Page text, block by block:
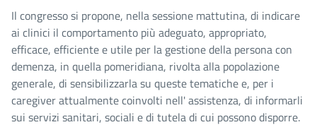
Il congresso si propone, nella sessione mattutina, di indicare
ai clinici il comportamento più adeguato, appropriato,
efficace, efficiente e utile per la gestione della persona con
demenza, in quella pomeridiana, rivolta alla popolazione
generale, di sensibilizzarla su queste tematiche e, per i
caregiver attualmente coinvolti nell' assistenza, di informarli
sui servizi sanitari, sociali e di tutela di cui possono disporre.